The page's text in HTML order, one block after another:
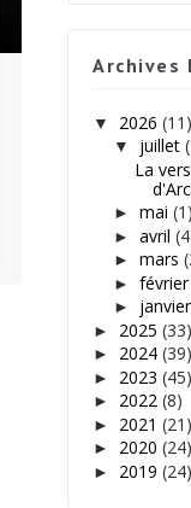
Archives
▼ 2026 (11)
▼ juillet
La
► mai (1)
► avril
► mars
► février
► janvier
► 2025 (33)
► 2024 (39)
► 2023 (45)
► 2022 (8)
► 2021 (21)
► 2020 (24)
► 2019 (24)